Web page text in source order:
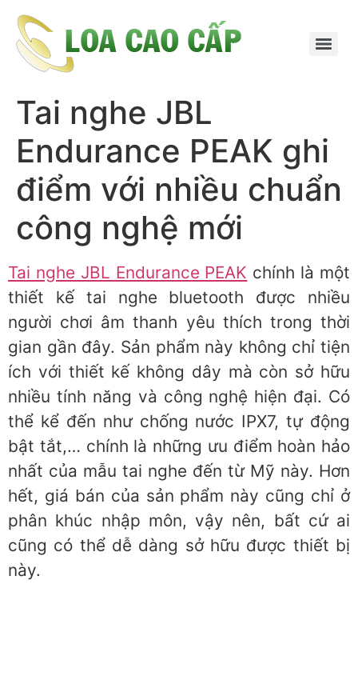
Tai nghe JBL
Endurance PEAK ghi
điểm với nhiều chuẩn
công nghệ mới
Tai nghe JBL Endurance PEAK chính là một
thiết kế tai nghe bluetooth được nhiều
người chơi âm thanh yêu thích trong thời
gian gần đây. Sản phẩm này không chỉ tiện
ích với thiết kế không dây mà còn sở hữu
nhiều tính năng và công nghệ hiện đại. Có
thể kể đến như chống nước IPX7, tự động
bật tắt,… chính là những ưu điểm hoàn hảo
nhất của mẫu tai nghe đến từ Mỹ này. Hơn
hết, giá bán của sản phẩm này cũng chỉ ở
phân khúc nhập môn, vậy nên, bất cứ ai
cũng có thể dễ dàng sở hữu được thiết bị
này.